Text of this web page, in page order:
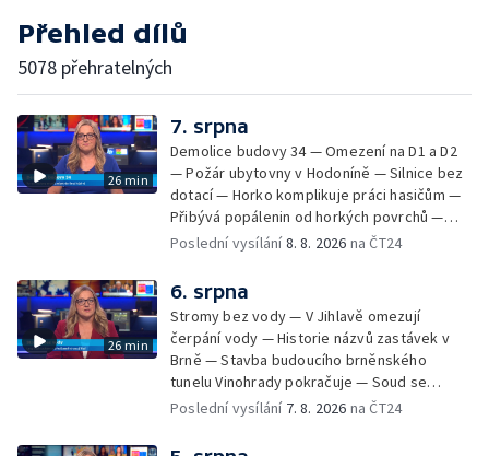
Přehled dílů
5078 přehratelných
26 min
7. srpna
Demolice budovy 34 — Omezení na D1 a D2
— Požár ubytovny v Hodoníně — Silnice bez
dotací — Horko komplikuje práci hasičům —
Přibývá popálenin od horkých povrchů —
Začíná prodej burčáku — Vedra komplikují
Poslední vysílání8. 8. 2026 na ČT24
26 min
6. srpna
Stromy bez vody — V Jihlavě omezují
čerpání vody — Historie názvů zastávek v
Brně — Stavba budoucího brněnského
tunelu Vinohrady pokračuje — Soud se
žhářem zlínského baru — Odložení bourání
Czech Rally Zlín — Začal 7. ročník festivalu
Poslední vysílání 7. 8. 2026 na ČT24